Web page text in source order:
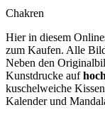
Chakren
Hier in diesem
zum Kaufen. Alle
Neben den O
Kunstdrucke auf
kuschelweiche
Kalender und